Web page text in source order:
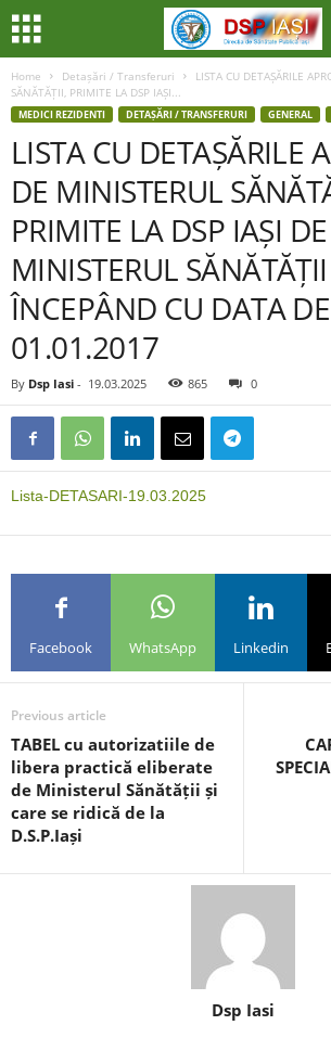
Home Detașări / Transferuri
LISTA CU DETAȘĂRILE
SĂNĂTĂȚII, PRIMITE LA DSP IAȘI...
MEDICI REZIDENTI DETAȘĂRI / TRANSFERURI GENERAL
LISTA CU DETAȘĂRILE
DE MINISTERUL
PRIMITE LA DSP IAȘI
MINISTERUL SĂNĂTĂȚII
ÎNCEPÂND CU DATA DE
01.01.2017
By Dsp Iasi - 19.03.2025 865 0
Lista-DETASARI-19.03.2025
Facebook WhatsApp Linkedin
Previous article
TABEL cu autorizatiile de
libera practică eliberate
de Ministerul Sănătății și
care se ridică de la
D.S.P.Iași
Dsp Iasi